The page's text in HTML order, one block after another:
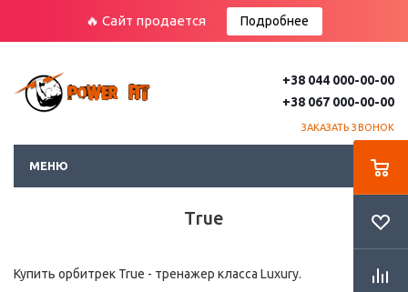
🔥 Сайт продается Подробнее
+38 044 000-00-00
+38 067 000-00-00
ЗАКАЗАТЬ ЗВОНОК
МЕНЮ
True
Купить орбитрек True - тренажер класса Luxury.